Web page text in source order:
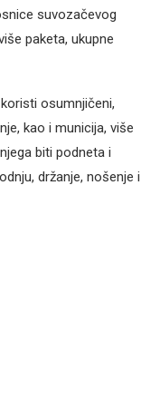
suvozačevog
paketa, ukupne
osumnjičeni,
kao i municija, više
biti podneta i
držanje, nošenje i